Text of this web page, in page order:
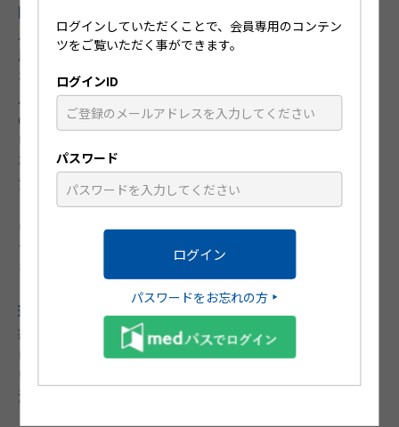
問診：
月経のどの時期で気分変調が来るのかを聴取する。月経
周期と共に日記の形で書いてもらうことが最も有効とさ
れる。月経前症候群（premenstrual syndrome：PMS)、
月経前気分不快障害（premenstrual dysphoric
disorder：PMDD)など、産婦人科領域で重要な病態にお
いては3周期以上にわたり抑うつ、怒りの爆発、苛立ち、
不安、混乱、社会からの引きこもり、などの精神症状が
黄体期に始まり月経開始後4日以内に減弱・消失するこ
とが重要である。PMDDはより精神症状が強く多彩なも
のを言う。既往歴にパニック障害やうつ病、持続性抑う
つ障害、パーソナリティー障害などでの受診歴がないか
を確認する。
理学的所見：
症状は多彩なのでそれに対応した所見をとる。気分変調
に対して前述の精神疾患の月経前増悪と区別がつきにく
いことがある。一般的には月経の開始と共に症状が軽
減・消失することが最も大きな鑑別のポイントである。
ログインしていただくことで、会員専用のコンテン
ツをご覧いただく事ができます。
ログインID
パスワード
パスワードをお忘れの方